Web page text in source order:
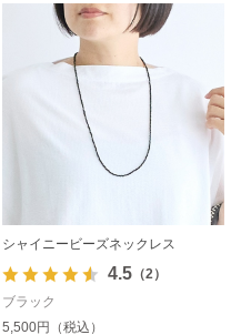
シャイニービーズネックレス
4.5（2）
ブラック
5,500円（税込）